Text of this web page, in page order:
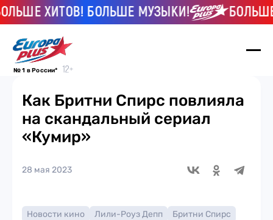
ХИТОВ! БОЛЬШЕ МУЗЫКИ! БОЛЬШЕ
№ 1 в России*
Как Бритни Спирс повлияла
на скандальный сериал
«Кумир»
28 мая 2023
Новости кино Лили-Роуз Депп
Бритни Спирс